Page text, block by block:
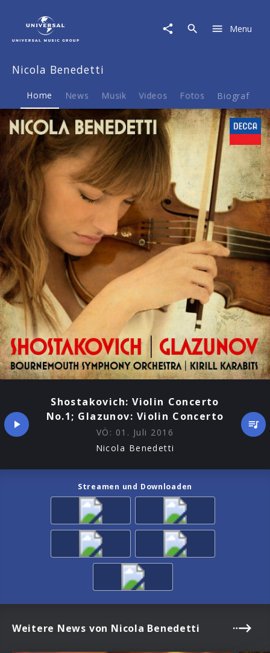
Benedetti
Musik
Merch
Menu
Nicola Benedetti
Home News Musik Videos Fotos Biografie
Shostakovich: Violin Concerto
No.1; Glazunov: Violin Concerto
VÖ: 01. Juli 2016
Nicola Benedetti
Streamen und Downloaden
Weitere News von Nicola Benedetti